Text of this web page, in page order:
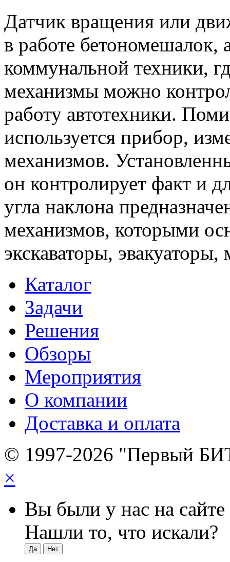
Датчик вращения или
в работе бетономешалок,
коммунальной техники,
механизмы можно
работу автотехники.
используется прибор,
механизмов.
он контролирует факт и
угла наклона
механизмов, которыми
экскаваторы,
Каталог
Задачи
Решения
Обзоры
Мероприятия
О компании
Доставка и оплата
© 1997-2026 "Первый
×
Вы были у нас на сайте
Нашли то, что искали?
Да Нет